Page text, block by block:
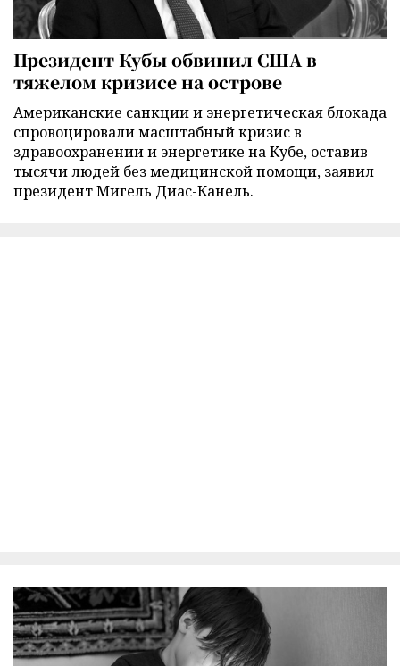
Президент Кубы обвинил США в
тяжелом кризисе на острове
Американские санкции и энергетическая блокада
спровоцировали масштабный кризис в
здравоохранении и энергетике на Кубе, оставив
тысячи людей без медицинской помощи, заявил
президент Мигель Диас-Канель.